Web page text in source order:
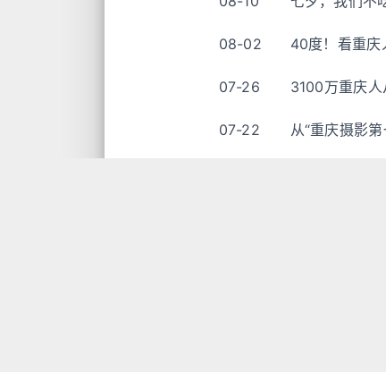
08-02 40度！看重庆
07-26 3100万重庆人
07-22 从“重庆摄影